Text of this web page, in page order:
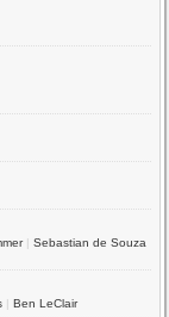
|Sebastian de Souza
|Ben LeClair